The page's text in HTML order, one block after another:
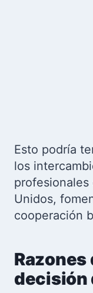
Esto podría
los
profesionales
Unidos,
cooperación
Razones
decisión